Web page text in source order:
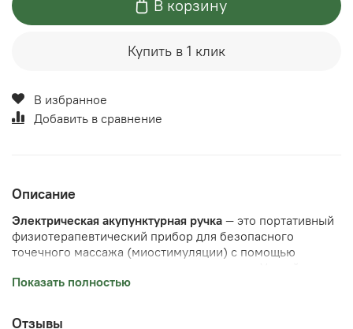
В корзину
Купить в 1 клик
В избранное
Добавить в сравнение
Описание
Электрическая акупунктурная ручка — это портативный
физиотерапевтический прибор для безопасного
точечного массажа (миостимуляции) с помощью
заменяет классическое иглоукалывание, воздействуя на
повреждения кожи.
Показать полностью
Отзывы